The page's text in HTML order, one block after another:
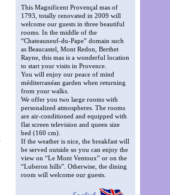
This Magnificent Provençal mas of
1793, totally renovated in 2009 will
welcome our guests in three beautiful
rooms. In the middle of the
“Chateauneuf-du-Pape” domain such
as Beaucastel, Mont Redon, Berthet
Rayne, this mas is a wonderful location
to start your visits in Provence.
You will enjoy our peace of mind
méditerranéan garden when returning
from your walks.
We offer you two large rooms with
personalized atmospheres. The rooms
are air-conditioned and equipped with
flat screen television and queen size
bed (160 cm).
If the weather is nice, the breakfast will
be served outside so you can enjoy the
view on “Le Mont Ventoux” or on the
“Luberon hills”. Otherwise, the dining
room will welcome our guests.